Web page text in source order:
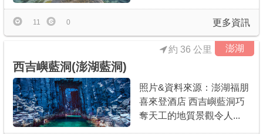
更多資訊
11 0
澎湖
西吉嶼藍洞(澎湖藍洞)
約 36 公里
照片&資料來源：澎湖福朋
喜來登酒店 西吉嶼藍洞巧
奪天工的地質景觀令人...